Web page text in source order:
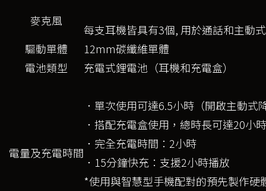
麥克風
每支耳機皆具有3個, 用於通話和主動
驅動單體
12mm碳纖維單體
電池類型
充電式鋰電池（耳機和充電盒）
電量及充電時間
．單次使用可達6.5小時（開啟主動式
．搭配充電盒使用，總時長可達20小時
．完全充電時間：2小時
．15分鐘快充：支援2小時播放
*使用與智慧型手機配對的預先製作硬